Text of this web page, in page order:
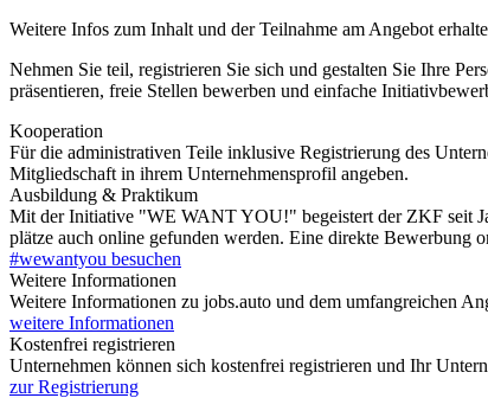
Weitere Infos zum Inhalt und der Teilnahme am Angebot
Nehmen Sie teil, registrieren Sie sich und gestalten Sie Ihre
präsentieren, freie Stellen bewerben und einfache
Kooperation
Für die administrativen Teile inklusive Registrierung des
Mitgliedschaft in ihrem Unternehmensprofil angeben.
Ausbildung & Praktikum
Mit der Initiative "WE WANT YOU!" be­geis­tert der ZKF seit
plätze auch online gefunden werden. Eine direkte Be­wer­bung
#wewantyou besuchen
Weitere Informationen
Weitere Informationen zu jobs.auto und dem um­fang­rei­chen
weitere Informationen
Kostenfrei registrieren
Unternehmen können sich kostenfrei regis­trie­ren und Ihr
zur Registrierung